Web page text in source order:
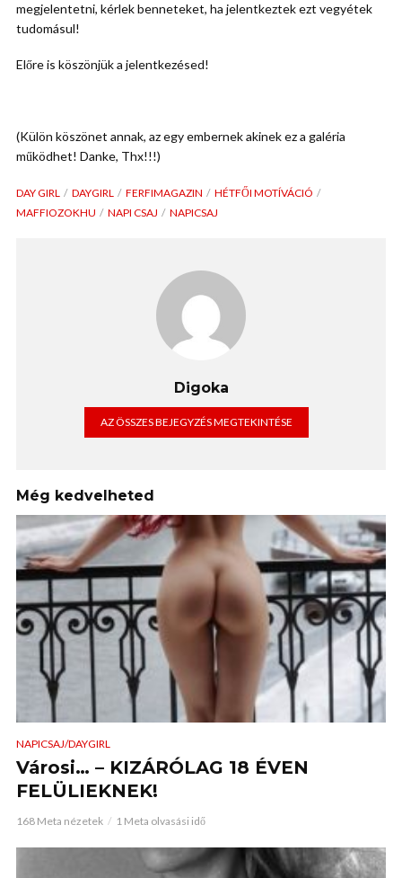
megjelentetni, kérlek benneteket, ha jelentkeztek ezt vegyétek
tudomásul!
Előre is köszönjük a jelentkezésed!
(Külön köszönet annak, az egy embernek akinek ez a galéria
működhet! Danke, Thx!!!)
DAY GIRL DAYGIRL FERFIMAGAZIN
HÉTFŐI MOTÍVÁCIÓ
MAFFIOZOKHU
NAPI CSAJ NAPICSAJ
Digoka
AZ ÖSSZES BEJEGYZÉS MEGTEKINTÉSE
Még kedvelheted
NAPICSAJ/DAYGIRL
Városi… – KIZÁRÓLAG 18 ÉVEN
FELÜLIEKNEK!
168 Meta nézetek 1 Meta olvasási idő